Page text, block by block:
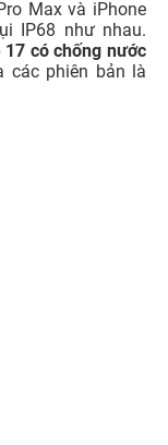
Max và iPhone
IP68 như nhau.
17 có chống nước
các phiên bản là